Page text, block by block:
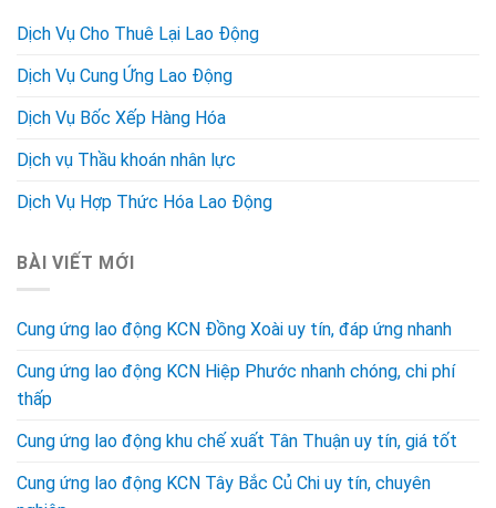
Dịch Vụ Cho Thuê Lại Lao Động
Dịch Vụ Cung Ứng Lao Động
Dịch Vụ Bốc Xếp Hàng Hóa
Dịch vụ Thầu khoán nhân lực
Dịch Vụ Hợp Thức Hóa Lao Động
BÀI VIẾT MỚI
Cung ứng lao động KCN Đồng Xoài uy tín, đáp ứng nhanh
Cung ứng lao động KCN Hiệp Phước nhanh chóng, chi phí
thấp
Cung ứng lao động khu chế xuất Tân Thuận uy tín, giá tốt
Cung ứng lao động KCN Tây Bắc Củ Chi uy tín, chuyên